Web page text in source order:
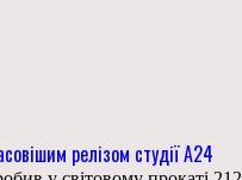
релізом студії А24